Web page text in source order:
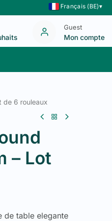
Français (BE)▾
Guest
Mon compte
de 6 rouleaux
– Lot
de table elegante